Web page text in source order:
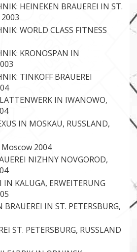
HEINEKEN BRAUEREI IN ST.
2003
WORLD CLASS FITNESS
KRONOSPAN IN
TINKOFF BRAUEREI
IN IWANOWO,
IN MOSKAU, RUSSLAND,
2004
NIZHNY NOVGOROD,
IN KALUGA, ERWEITERUNG
BRAUEREI IN ST. PETERSBURG,
ST. PETERSBURG, RUSSLAND